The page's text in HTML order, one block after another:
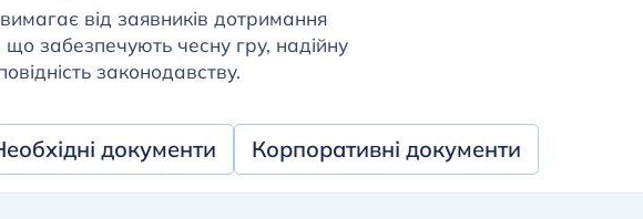
від заявників дотримання
що забезпечують чесну гру, надійну
законодавству.
документи Корпоративні документи